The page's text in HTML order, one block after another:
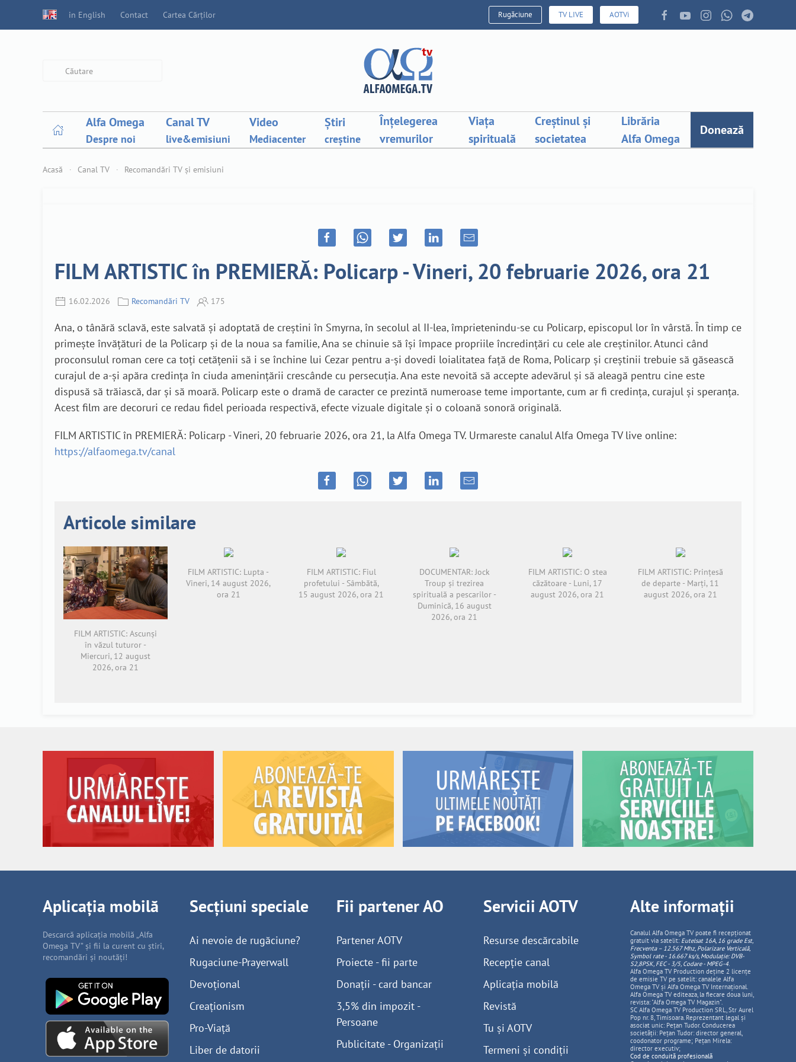
in English Contact Cartea Cărților Rugăciune TV LIVE AOTVi
Alfa Omega
Despre noi
Canal TV
live&emisiuni
Video
Mediacenter
Știri
creștine
Înțelegerea
vremurilor
Viața
spirituală
Creștinul și
societatea
Librăria
Alfa Omega
Donează
Acasă Canal TV Recomandări TV și emisiuni
FILM ARTISTIC în PREMIERĂ: Policarp - Vineri, 20 februarie 2026, ora 21
16.02.2026 Recomandări TV 175
Ana, o tânără sclavă, este salvată și adoptată de creștini în Smyrna, în secolul al II-lea, împrietenindu-se cu Policarp, episcopul lor în vârstă. În timp ce
primește învățături de la Policarp și de la noua sa familie, Ana se chinuie să își împace propriile încredințări cu cele ale creștinilor. Atunci când
proconsulul roman cere ca toți cetățenii să i se închine lui Cezar pentru a-și dovedi loialitatea față de Roma, Policarp și creștinii trebuie să găsească
curajul de a-și apăra credința în ciuda amenințării crescânde cu persecuția. Ana este nevoită să accepte adevărul și să aleagă pentru cine este
dispusă să trăiască, dar și să moară. Policarp este o dramă de caracter ce prezintă numeroase teme importante, cum ar fi credința, curajul și speranța.
Acest film are decoruri ce redau fidel perioada respectivă, efecte vizuale digitale și o coloană sonoră originală.
FILM ARTISTIC în PREMIERĂ: Policarp - Vineri, 20 februarie 2026, ora 21, la Alfa Omega TV. Urmareste canalul Alfa Omega TV live online:
https://alfaomega.tv/canal
Articole similare
FILM ARTISTIC: Ascunși
în văzul tuturor -
Miercuri, 12 august
2026, ora 21
FILM ARTISTIC: Lupta -
Vineri, 14 august 2026,
ora 21
FILM ARTISTIC: Fiul
profetului - Sâmbătă,
15 august 2026, ora 21
DOCUMENTAR: Jock
Troup și trezirea
spirituală a pescarilor -
Duminică, 16 august
2026, ora 21
FILM ARTISTIC: O stea
căzătoare - Luni, 17
august 2026, ora 21
FILM ARTISTIC: Prințesă
de departe - Marți, 11
august 2026, ora 21
Aplicația mobilă
Descarcă aplicația mobilă „Alfa
Omega TV” și fii la curent cu știri,
recomandări și noutăți!
Secțiuni speciale
Ai nevoie de rugăciune?
Rugaciune-Prayerwall
Devoțional
Creaționism
Pro-Viață
Liber de datorii
Fii partener AO
Partener AOTV
Proiecte - fii parte
Donații - card bancar
3,5% din impozit -
Persoane
Publicitate - Organizații
Servicii AOTV
Resurse descărcabile
Recepție canal
Aplicația mobilă
Revistă
Tu și AOTV
Termeni și condiții
Alte informații
Canalul Alfa Omega TV poate fi recepționat
gratuit via satelit: Eutelsat 16A, 16 grade Est,
Frecventa – 12.567 Mhz, PolarizareVerticală,
Symbol rate - 16.667 ks/s, Modulație: DVB-
S2,8PSK, FEC - 3/5, Codare - MPEG-4.
Alfa Omega TV Production deține 2 licențe
de emisie TV pe satelit: canalele Alfa
Omega TV și Alfa Omega TV Internațional.
Alfa Omega TV editeaza, la fiecare doua luni,
revista: "Alfa Omega TV Magazin".
SC Alfa Omega TV Production SRL, Str Aurel
Pop nr. 8, Timisoara. Reprezentant legal și
asociat unic: Pețan Tudor. Conducerea
societății: Pețan Tudor: director general,
coodonator programe; Pețan Mirela:
director executiv;
Cod de conduită profesională